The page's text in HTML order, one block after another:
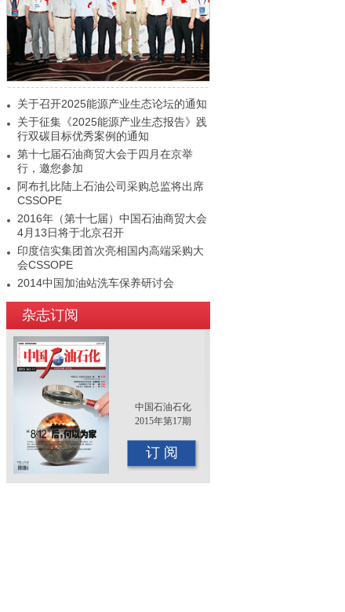
关于召开2025能源产业生态论坛的通知
关于征集《2025能源产业生态报告》践
行双碳目标优秀案例的通知
第十七届石油商贸大会于四月在京举
行，邀您参加
阿布扎比陆上石油公司采购总监将出席
CSSOPE
2016年（第十七届）中国石油商贸大会
4月13日将于北京召开
印度信实集团首次亮相国内高端采购大
会CSSOPE
2014中国加油站洗车保养研讨会
2015年（第十二届）中国国际油品行业
年终大会即将召开
杂志订阅
中国石油石化
2015年第17期
订 阅